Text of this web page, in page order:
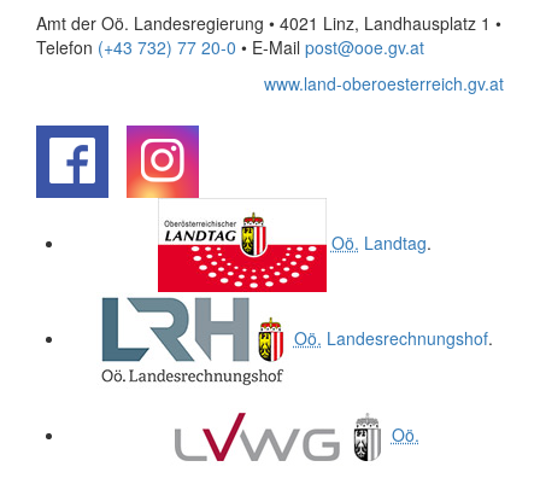
Amt der Oö. Landesregierung • 4021 Linz, Landhausplatz 1 •
Telefon (+43 732) 77 20-0 • E-Mail post@ooe.gv.at
www.land-oberoesterreich.gv.at
Oö. Landtag.
Oö. Landesrechnungshof.
Oö.